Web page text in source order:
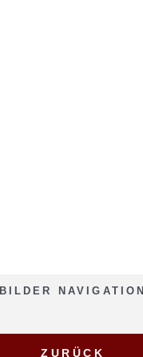
BILDER NAVIGATION